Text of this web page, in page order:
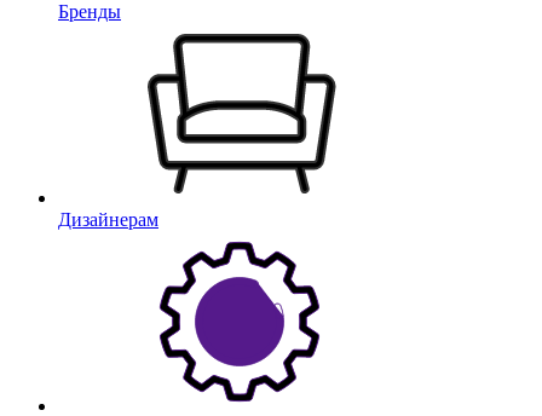
Бренды
Дизайнерам